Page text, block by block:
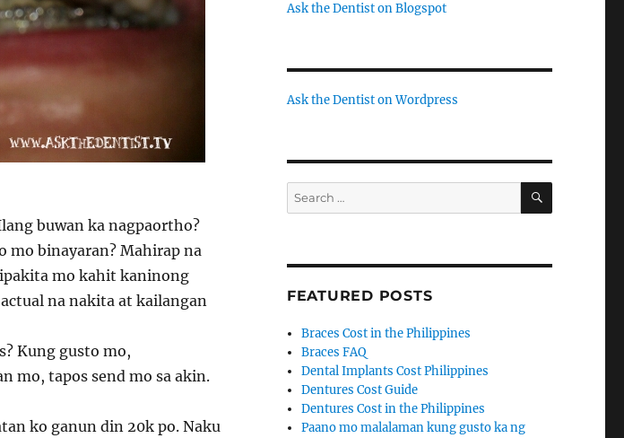
buwan ka nagpaortho?
mo binayaran? Mahirap na
mo kahit kaninong
na nakita at kailangan
Kung gusto mo,
mo, tapos send mo sa akin.
ko ganun din 20k po. Naku
Ask the Dentist on Blogspot
Ask the Dentist on Wordpress
Search
for:
SEARCH
FEATURED POSTS
Braces Cost in the Philippines
Braces FAQ
Dental Implants Cost Philippines
Dentures Cost Guide
Dentures Cost in the Philippines
Paano mo malalaman kung gusto ka ng